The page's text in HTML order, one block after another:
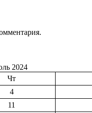
2024
Чт
4
11